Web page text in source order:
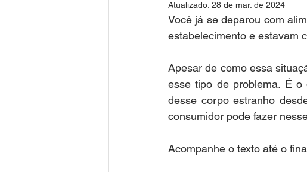
Atualizado: 28 de mar. de 2024
Você já se deparou com
estabelecimento e estavam
Apesar de como essa
esse tipo de problema. É o
desse corpo estranho
consumidor pode fazer
Acompanhe o texto até o